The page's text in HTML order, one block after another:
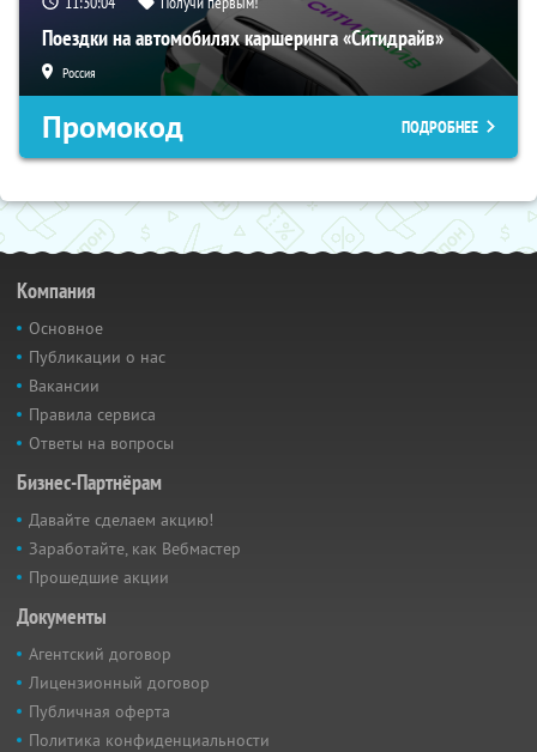
Поездки на автомобилях каршеринга «Ситидрайв»
Россия
Промокод ПОДРОБНЕЕ
Компания
Основное
Публикации о нас
Вакансии
Правила сервиса
Ответы на вопросы
Бизнес-Партнёрам
Давайте сделаем акцию!
Заработайте, как Вебмастер
Прошедшие акции
Документы
Агентский договор
Лицензионный договор
Публичная оферта
Политика конфиденциальности